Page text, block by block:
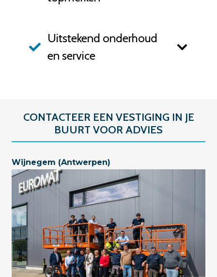
Uitstekend onderhoud
en service
CONTACTEER EEN VESTIGING IN JE
BUURT VOOR ADVIES
Wijnegem (Antwerpen)